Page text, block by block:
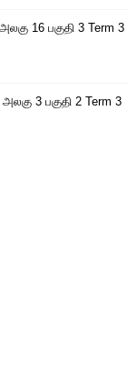
16 பகுதி 3 Term 3
3 பகுதி 2 Term 3